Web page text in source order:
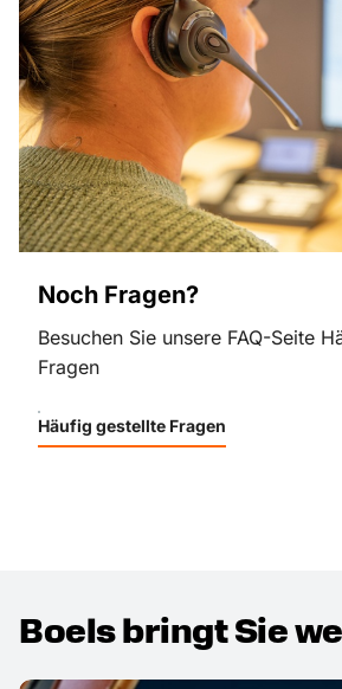
Noch Fragen?
Besuchen Sie unsere FAQ-Seite
Fragen
Häufig gestellte Fragen
Boels bringt Sie